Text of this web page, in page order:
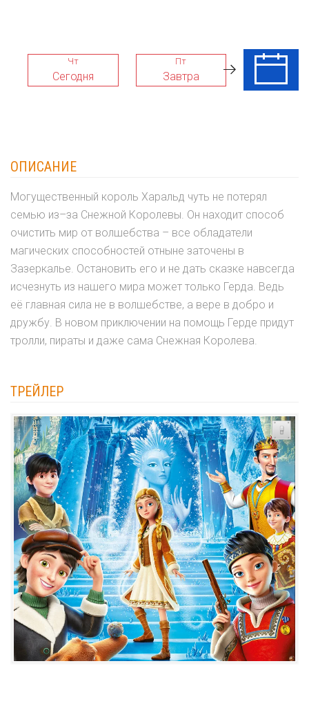
Чт
Сегодня
Пт
Завтра
Сб
ОПИСАНИЕ
Могущественный король Харальд чуть не потерял
семью из–за Снежной Королевы. Он находит способ
очистить мир от волшебства – все обладатели
магических способностей отныне заточены в
Зазеркалье. Остановить его и не дать сказке навсегда
исчезнуть из нашего мира может только Герда. Ведь
её главная сила не в волшебстве, а вере в добро и
дружбу. В новом приключении на помощь Герде придут
тролли, пираты и даже сама Снежная Королева.
ТРЕЙЛЕР